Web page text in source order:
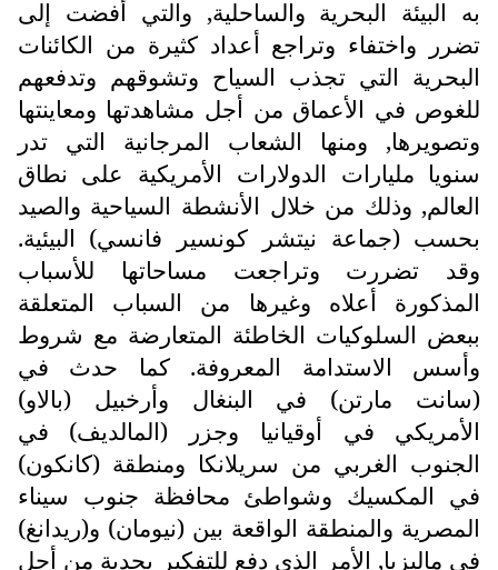
به البيئة البحرية والساحلية, والتي أفضت إلى
تضرر واختفاء وتراجع أعداد كثيرة من الكائنات
البحرية التي تجذب السياح وتشوقهم وتدفعهم
للغوص في الأعماق من أجل مشاهدتها ومعاينتها
وتصويرها, ومنها الشعاب المرجانية التي تدر
سنويا مليارات الدولارات الأمريكية على نطاق
العالم, وذلك من خلال الأنشطة السياحية والصيد
بحسب (جماعة نيتشر كونسير فانسي) البيئية.
وقد تضررت وتراجعت مساحاتها للأسباب
المذكورة أعلاه وغيرها من السباب المتعلقة
ببعض السلوكيات الخاطئة المتعارضة مع شروط
وأسس الاستدامة المعروفة. كما حدث في
(سانت مارتن) في البنغال وأرخبيل (بالاو)
الأمريكي في أوقيانيا وجزر (المالديف) في
الجنوب الغربي من سريلانكا ومنطقة (كانكون)
في المكسيك وشواطئ محافظة جنوب سيناء
المصرية والمنطقة الواقعة بين (نيومان) و(ريدانغ)
في ماليزيا, الأمر الذي دفع للتفكير بجدية من أجل